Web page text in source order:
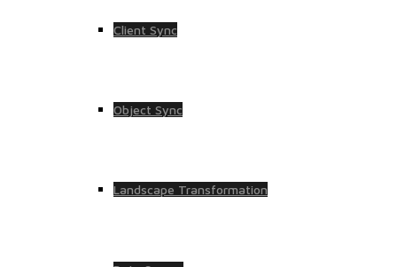
Client Sync
Object Sync
Landscape Transformation